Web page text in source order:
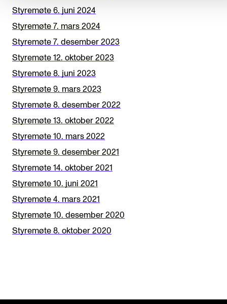
d
b
l
a
n
k
Styremøte 6. juni 2024
Styremøte 7. mars 2024
Styremøte 7. desember 2023
Styremøte 12. oktober 2023
Styremøte 8. juni 2023
Styremøte 9. mars 2023
Styremøte 8. desember 2022
Styremøte 13. oktober 2022
Styremøte 10. mars 2022
Styremøte 9. desember 2021
Styremøte 14. oktober 2021
Styremøte 10. juni 2021
Styremøte 4. mars 2021
Styremøte 10. desember 2020
Styremøte 8. oktober 2020